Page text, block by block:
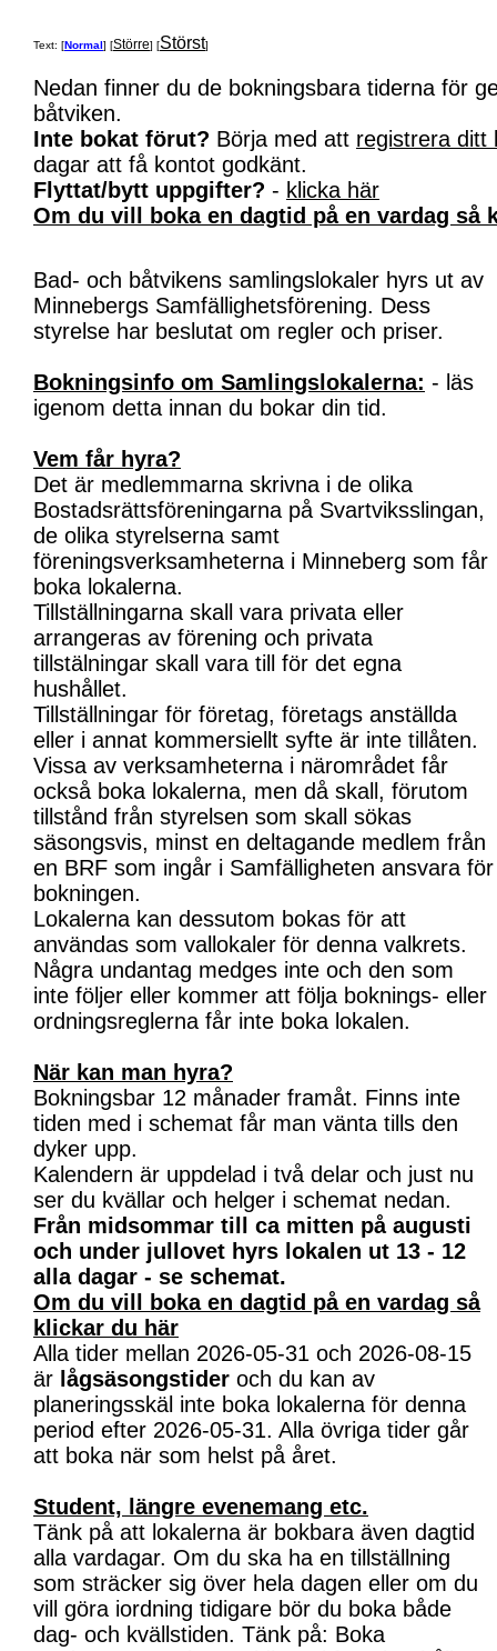
Text: [Normal] [Större] [Störst]
Nedan finner du de bokningsbara tiderna för
båtviken.
Inte bokat förut? Börja med att registrera ditt
dagar att få kontot godkänt.
Flyttat/bytt uppgifter? - klicka här
Om du vill boka en dagtid på en vardag så
Bad- och båtvikens samlingslokaler hyrs ut av
Minnebergs Samfällighetsförening. Dess
styrelse har beslutat om regler och priser.
Bokningsinfo om Samlingslokalerna: - läs
igenom detta innan du bokar din tid.
Vem får hyra?
Det är medlemmarna skrivna i de olika
Bostadsrättsföreningarna på Svartviksslingan,
de olika styrelserna samt
föreningsverksamheterna i Minneberg som får
boka lokalerna.
Tillställningarna skall vara privata eller
arrangeras av förening och privata
tillstälningar skall vara till för det egna
hushållet.
Tillställningar för företag, företags anställda
eller i annat kommersiellt syfte är inte tillåten.
Vissa av verksamheterna i närområdet får
också boka lokalerna, men då skall, förutom
tillstånd från styrelsen som skall sökas
säsongsvis, minst en deltagande medlem från
en BRF som ingår i Samfälligheten ansvara för
bokningen.
Lokalerna kan dessutom bokas för att
användas som vallokaler för denna valkrets.
Några undantag medges inte och den som
inte följer eller kommer att följa boknings- eller
ordningsreglerna får inte boka lokalen.
När kan man hyra?
Bokningsbar 12 månader framåt. Finns inte
tiden med i schemat får man vänta tills den
dyker upp.
Kalendern är uppdelad i två delar och just nu
ser du kvällar och helger i schemat nedan.
Från midsommar till ca mitten på augusti
och under jullovet hyrs lokalen ut 13 - 12
alla dagar - se schemat.
Om du vill boka en dagtid på en vardag så
klickar du här
Alla tider mellan 2026-05-31 och 2026-08-15
är lågsäsongstider och du kan av
planeringsskäl inte boka lokalerna för denna
period efter 2026-05-31. Alla övriga tider går
att boka när som helst på året.
Student, längre evenemang etc.
Tänk på att lokalerna är bokbara även dagtid
alla vardagar. Om du ska ha en tillställning
som sträcker sig över hela dagen eller om du
vill göra iordning tidigare bör du boka både
dag- och kvällstiden. Tänk på: Boka